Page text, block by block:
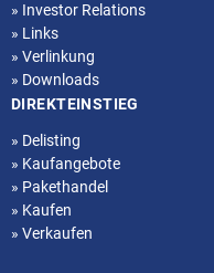
» Investor Relations
» Links
» Verlinkung
» Downloads
DIREKTEINSTIEG
» Delisting
» Kaufangebote
» Pakethandel
» Kaufen
» Verkaufen